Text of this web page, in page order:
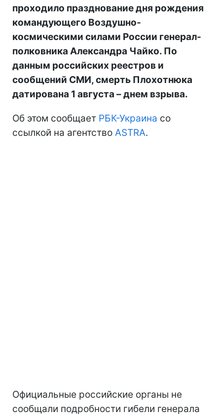
проходило празднование дня рождения
командующего Воздушно-
космическими силами России генерал-
полковника Александра Чайко. По
данным российских реестров и
сообщений СМИ, смерть Плохотнюка
датирована 1 августа – днем взрыва.
Об этом сообщает РБК-Украина со
ссылкой на агентство ASTRA.
Официальные российские органы не
сообщали подробности гибели генерала